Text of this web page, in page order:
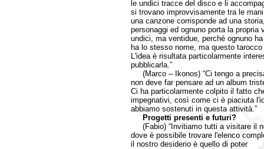
le undici tracce del disco e li
si trovano improvvisamente tra le
una canzone corrisponde ad una
personaggi ed ognuno porta la
undici, ma ventidue, perché ognuno
ha lo stesso nome, ma questo
L'idea è risultata particolarmente
pubblicarla.”
(Marco – Ikonos) “Ci tengo a
non deve far pensare ad un album
Ci ha particolarmente colpito il fatto
impegnativi, così come ci è piaciuta
abbiamo sostenuti in questa attività.”
Progetti presenti e futuri?
(Fabio) “Invitiamo tutti a visitare il
dove è possibile trovare l'elenco
il nostro desiderio è quello di poter